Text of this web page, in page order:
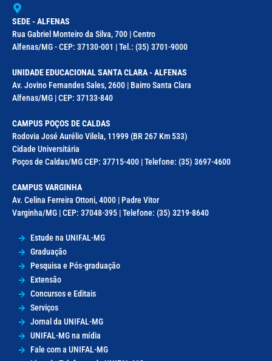
SEDE - ALFENAS
Rua Gabriel Monteiro da Silva, 700 | Centro
Alfenas/MG - CEP: 37130-001 | Tel.: (35) 3701-9000
UNIDADE EDUCACIONAL SANTA CLARA - ALFENAS
Av. Jovino Fernandes Sales, 2600 | Bairro Santa Clara
Alfenas/MG | CEP: 37133-840
CAMPUS POÇOS DE CALDAS
Rodovia José Aurélio Vilela, 11999 (BR 267 Km 533)
Cidade Universitária
Poços de Caldas/MG CEP: 37715-400 | Telefone: (35) 3697-4600
CAMPUS VARGINHA
Av. Celina Ferreira Ottoni, 4000 | Padre Vitor
Varginha/MG | CEP: 37048-395 | Telefone: (35) 3219-8640
Estude na UNIFAL-MG
Graduação
Pesquisa e Pós-graduação
Extensão
Concursos e Editais
Serviços
Jornal da UNIFAL-MG
UNIFAL-MG na mídia
Fale com a UNIFAL-MG